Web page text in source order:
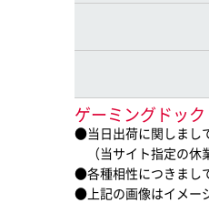
ゲーミングドッ
●当日出荷に関しまし
（当サイト指定の休
●各種相性につきまし
●上記の画像はイメー